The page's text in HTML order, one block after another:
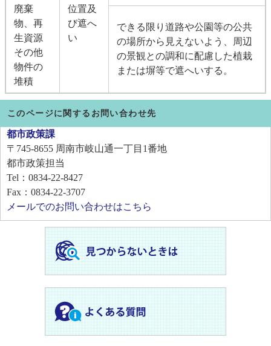
廃棄
物、再
生資源
その他
物件の
堆積
位置及
び遮へ
い
できる限り道路や公園等の公共
の場所から見えないよう、周辺
の景観との調和に配慮した植栽
または塀等で遮へいする。
このページに関するお問い合わせ先
都市政策課
〒745-8655 周南市岐山通一丁目1番地
都市政策担当
Tel：0834-22-8427
Fax：0834-22-3707
メールでのお問い合わせはこちら